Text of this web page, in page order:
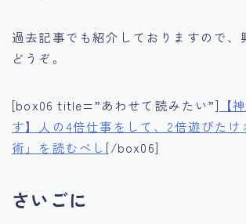
過去記事でも紹介しておりますので、
どうぞ。
[box06 title=”あわせて読みたい”] 【
す】人の4倍仕事をして、2倍遊びたけ
術」を読むべし [/box06]
さいごに